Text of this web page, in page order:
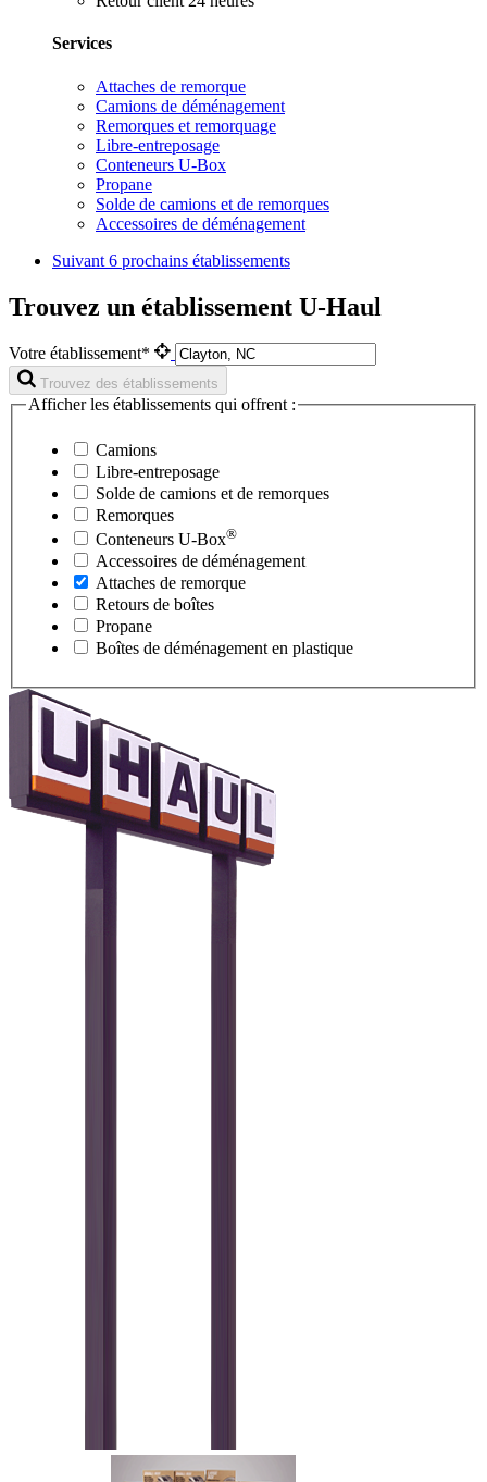
Services
Attaches de remorque
Camions de déménagement
Remorques et remorquage
Libre-entreposage
Conteneurs U-Box
Propane
Solde de camions et de remorques
Accessoires de déménagement
Suivant 6 prochains établissements
Trouvez un établissement U-Haul
Votre établissement*
Trouvez des établissements
Afficher les établissements qui offrent :
Camions
Libre-entreposage
Solde de camions et de remorques
Remorques
Conteneurs U-Box®
Accessoires de déménagement
Attaches de remorque
Retours de boîtes
Propane
Boîtes de déménagement en plastique